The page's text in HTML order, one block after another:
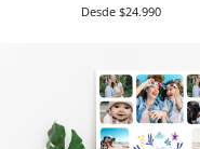
Desde $24.990